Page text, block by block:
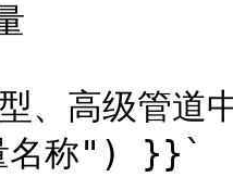
、高级管道
称") }}`